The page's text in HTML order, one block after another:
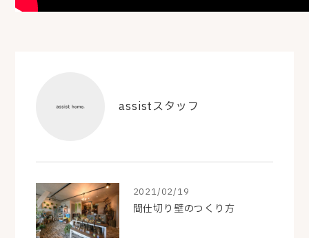
assistスタッフ
2021/02/19
間仕切り壁のつくり方